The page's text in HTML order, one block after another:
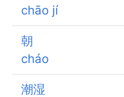
chāo jí
朝
cháo
潮湿